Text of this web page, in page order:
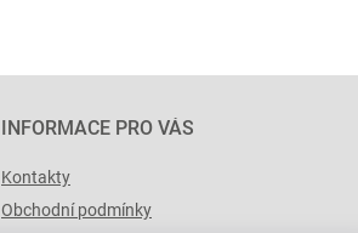
INFORMACE PRO VÁS
Kontakty
Obchodní podmínky